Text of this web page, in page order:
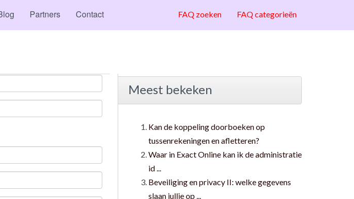
Partners Contact FAQ zoeken FAQ categorieën
Meest bekeken
Kan de koppeling doorboeken op
tussenrekeningen en afletteren?
Waar in Exact Online kan ik de administratie
id ...
Beveiliging en privacy II: welke gegevens
slaan jullie op ...